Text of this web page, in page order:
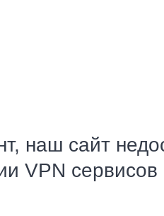
наш сайт
VPN сервисов